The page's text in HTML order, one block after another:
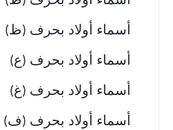
أسماء أولاد بحرف (ظ)
أسماء أولاد بحرف (ع)
أسماء أولاد بحرف (غ)
أسماء أولاد بحرف (ف)